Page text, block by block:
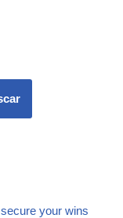
your wins